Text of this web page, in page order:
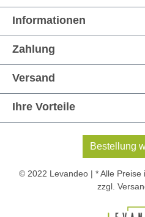
Informationen
Zahlung
Versand
Ihre Vorteile
Bestellung
© 2022 Levandeo | * Alle
zzgl.